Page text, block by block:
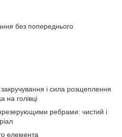
без попереднього
і сила розщеплення
на голівці
ребрами: чистий і
елемента